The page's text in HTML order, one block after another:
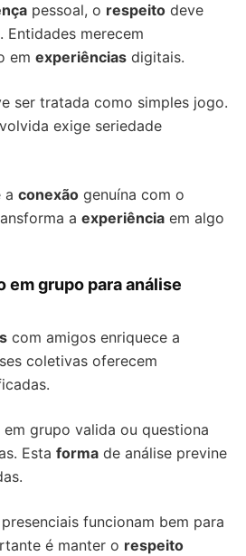
pessoal, o respeito deve
Entidades merecem
em experiências digitais.
ser tratada como simples jogo.
exige seriedade
a conexão genuína com o
a experiência em algo
em grupo para análise
com amigos enriquece a
coletivas oferecem
grupo valida ou questiona
Esta forma de análise previne
funcionam bem para
é manter o respeito